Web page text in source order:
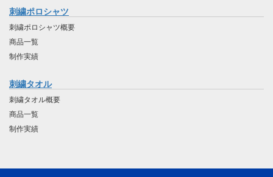
刺繍ポロシャツ
刺繍ポロシャツ概要
商品一覧
制作実績
刺繍タオル
刺繍タオル概要
商品一覧
制作実績